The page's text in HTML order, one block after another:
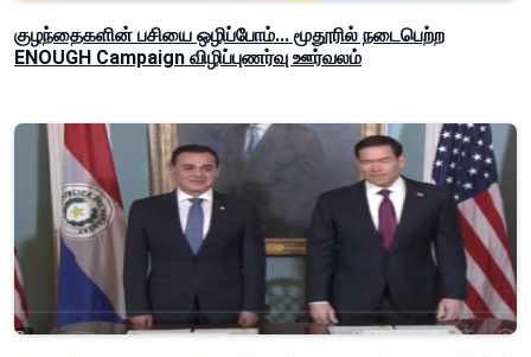
குழந்தைகளின் பசியை ஒழிப்போம்... மூதூரில் நடைபெற்ற
ENOUGH Campaign விழிப்புணர்வு ஊர்வலம்